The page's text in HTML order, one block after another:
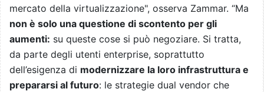
mercato della virtualizzazione", osserva Zammar. “Ma
non è solo una questione di scontento per gli
aumenti: su queste cose si può negoziare. Si tratta,
da parte degli utenti enterprise, soprattutto
dell’esigenza di modernizzare la loro infrastruttura e
prepararsi al futuro: le strategie dual vendor che